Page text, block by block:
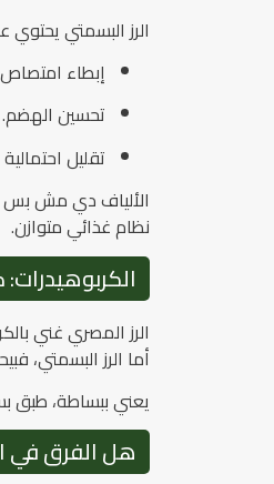
الرز البسمتي يحتوي
إبطاء امتصاص
تحسين الهضم.
تقليل
الألياف دي مش بس
نظام غذائي متوازن.
الرز المصري غني
أما الرز البسمتي،
يعني ببساطة،
هل الفرق في